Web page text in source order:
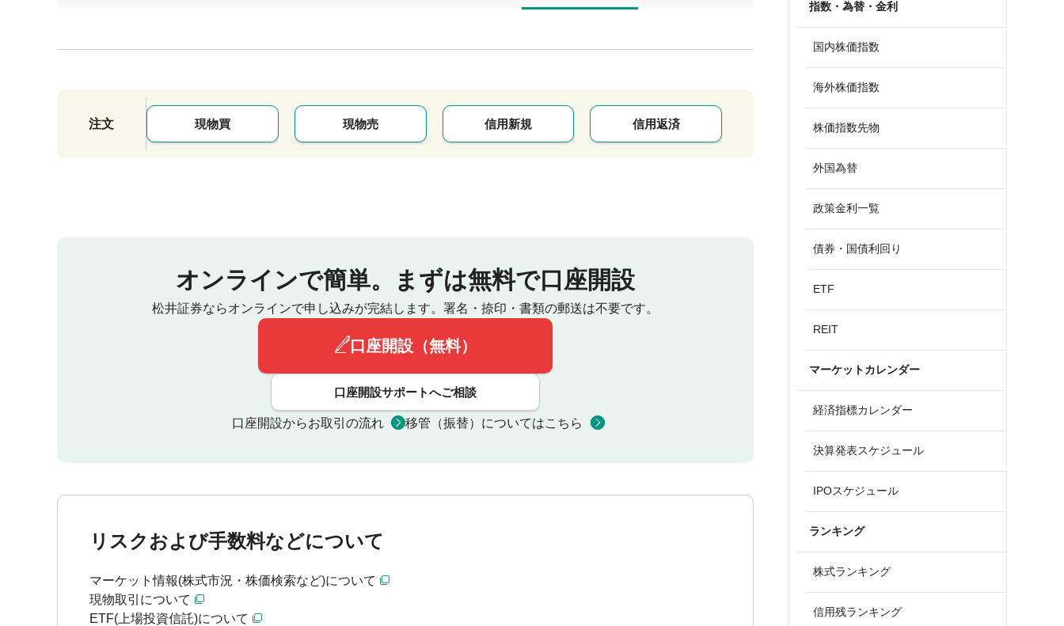
注文 現物買 現物売 信用新規 信用返済
オンラインで簡単。 まずは無料で口座開設
松井証券ならオンラインで申し込みが完結します。 署名・捺印・書類の郵送は不要です。
口座開設（無料）
口座開設サポートへご相談
口座開設からお取引の流れ 移管（振替）についてはこちら
リスクおよび手数料などについて
マーケット情報(株式市況・株価検索など)について
現物取引について
ETF(上場投資信託)について
指数・為替・金利
国内株価指数
海外株価指数
株価指数先物
外国為替
政策金利一覧
債券・国債利回り
ETF
REIT
マーケットカレンダー
経済指標カレンダー
決算発表スケジュール
IPOスケジュール
ランキング
株式ランキング
信用残ランキング